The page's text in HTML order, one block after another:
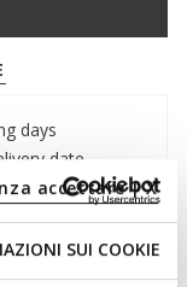
SUI COOKIE
accettare | X
days
date
sandal with an